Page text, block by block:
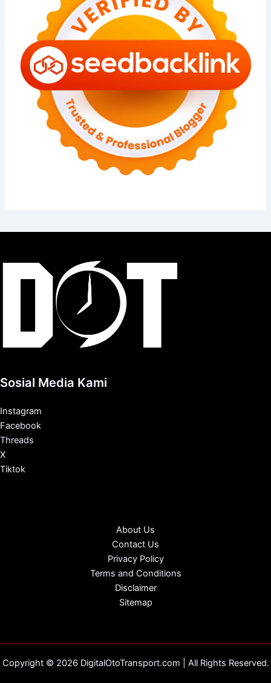
Sosial Media Kami
Instagram
Facebook
Threads
X
Tiktok
About Us
Contact Us
Privacy Policy
Terms and Conditions
Disclaimer
Sitemap
Copyright © 2026 DigitalOtoTransport.com | All Rights Reserved.